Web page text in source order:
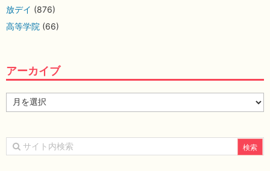
放デイ (876)
高等学院 (66)
アーカイブ
ー
イ
ブ